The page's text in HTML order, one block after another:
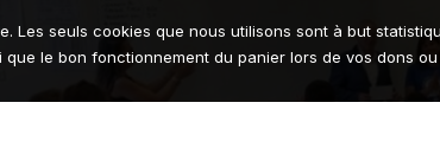
Les seuls cookies que nous utilisons sont à but
que le bon fonctionnement du panier lors de vos dons